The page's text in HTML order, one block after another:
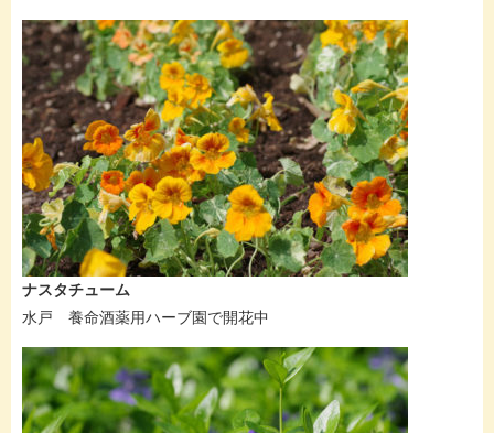
ナスタチューム
水戸 養命酒薬用ハーブ園で開花中